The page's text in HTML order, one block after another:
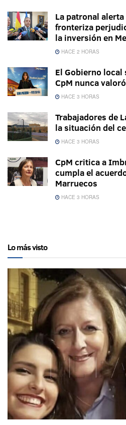
La patronal
fronteriza
la inversión en
HACE 2 HORAS
El Gobierno local
CpM nunca
HACE 3 HORAS
Trabajadores de
la situación del
HACE 3 HORAS
CpM critica a
cumpla el
Marruecos
HACE 3 HORAS
Lo más visto